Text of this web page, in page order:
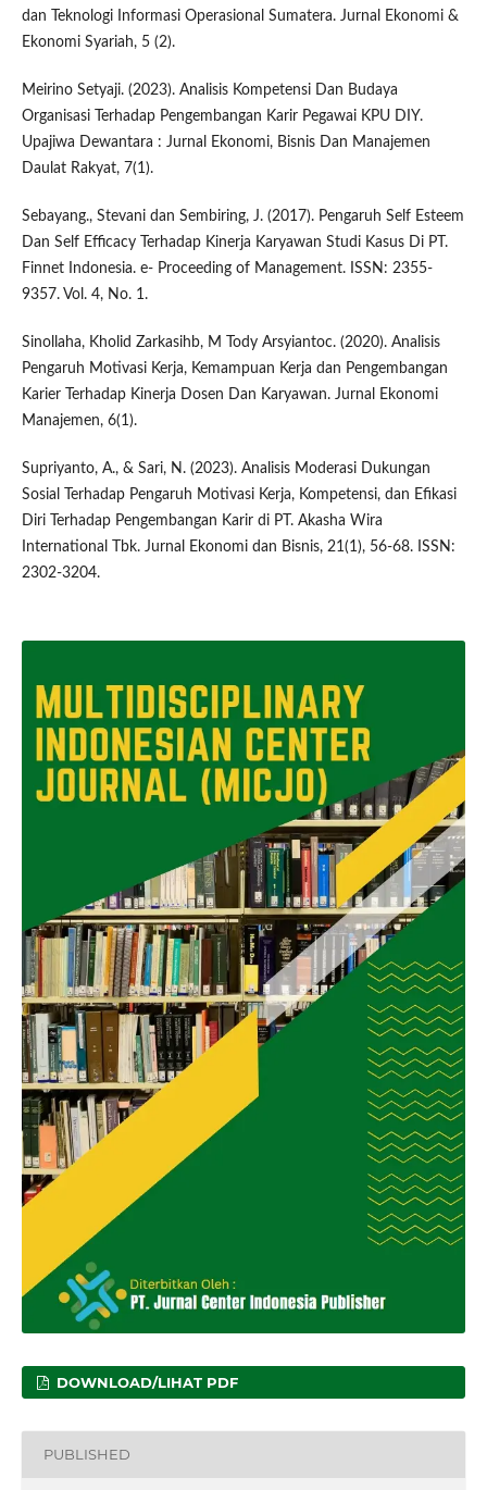
dan Teknologi Informasi Operasional Sumatera. Jurnal Ekonomi &
Ekonomi Syariah, 5 (2).
Meirino Setyaji. (2023). Analisis Kompetensi Dan Budaya
Organisasi Terhadap Pengembangan Karir Pegawai KPU DIY.
Upajiwa Dewantara : Jurnal Ekonomi, Bisnis Dan Manajemen
Daulat Rakyat, 7(1).
Sebayang., Stevani dan Sembiring, J. (2017). Pengaruh Self Esteem
Dan Self Efficacy Terhadap Kinerja Karyawan Studi Kasus Di PT.
Finnet Indonesia. e- Proceeding of Management. ISSN: 2355-
9357. Vol. 4, No. 1.
Sinollaha, Kholid Zarkasihb, M Tody Arsyiantoc. (2020). Analisis
Pengaruh Motivasi Kerja, Kemampuan Kerja dan Pengembangan
Karier Terhadap Kinerja Dosen Dan Karyawan. Jurnal Ekonomi
Manajemen, 6(1).
Supriyanto, A., & Sari, N. (2023). Analisis Moderasi Dukungan
Sosial Terhadap Pengaruh Motivasi Kerja, Kompetensi, dan Efikasi
Diri Terhadap Pengembangan Karir di PT. Akasha Wira
International Tbk. Jurnal Ekonomi dan Bisnis, 21(1), 56-68. ISSN:
2302-3204.
DOWNLOAD/LIHAT PDF
PUBLISHED